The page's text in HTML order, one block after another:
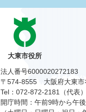
大東市役所
法人番号6000020272183
〒574-8555 大阪府大東市
Tel：072-872-2181（代表）
開庁時間：午前9時から午